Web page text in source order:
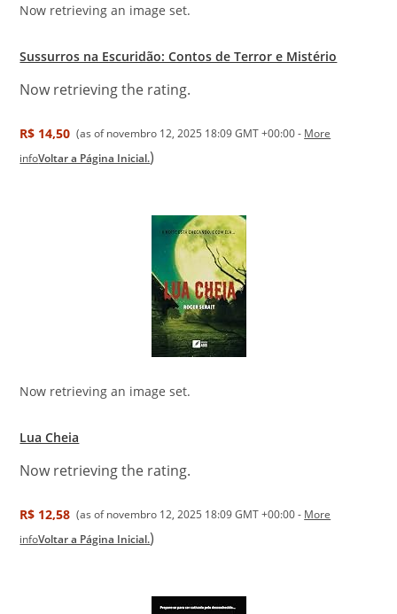
Now retrieving an image set.
Sussurros na Escuridão: Contos de Terror e Mistério
Now retrieving the rating.
R$ 14,50 (as of novembro 12, 2025 18:09 GMT +00:00 - More
infoVoltar a Página Inicial.)
Now retrieving an image set.
Lua Cheia
Now retrieving the rating.
R$ 12,58 (as of novembro 12, 2025 18:09 GMT +00:00 - More
infoVoltar a Página Inicial.)